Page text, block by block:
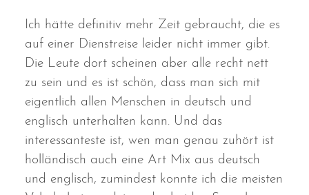
Ich hätte definitiv mehr Zeit gebraucht, die es
auf einer Dienstreise leider nicht immer gibt.
Die Leute dort scheinen aber alle recht nett
zu sein und es ist schön, dass man sich mit
eigentlich allen Menschen in deutsch und
englisch unterhalten kann. Und das
interessanteste ist, wen man genau zuhört ist
holländisch auch eine Art Mix aus deutsch
und englisch, zumindest konnte ich die meisten